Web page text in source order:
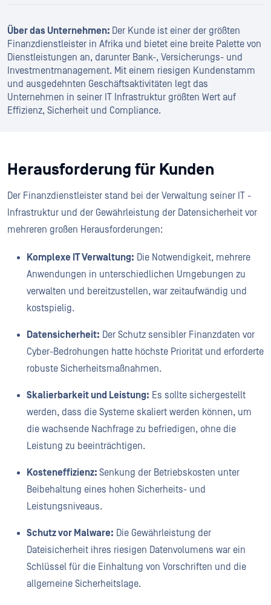
Über das Unternehmen: Der Kunde ist einer der größten
Finanzdienstleister in Afrika und bietet eine breite Palette von
Dienstleistungen an, darunter Bank-, Versicherungs- und
Investmentmanagement. Mit einem riesigen Kundenstamm
und ausgedehnten Geschäftsaktivitäten legt das
Unternehmen in seiner IT Infrastruktur größten Wert auf
Effizienz, Sicherheit und Compliance.
Herausforderung für Kunden
Der Finanzdienstleister stand bei der Verwaltung seiner IT -
Infrastruktur und der Gewährleistung der Datensicherheit vor
mehreren großen Herausforderungen:
Komplexe IT Verwaltung: Die Notwendigkeit, mehrere
Anwendungen in unterschiedlichen Umgebungen zu
verwalten und bereitzustellen, war zeitaufwändig und
kostspielig.
Datensicherheit: Der Schutz sensibler Finanzdaten vor
Cyber-Bedrohungen hatte höchste Priorität und erforderte
robuste Sicherheitsmaßnahmen.
Skalierbarkeit und Leistung: Es sollte sichergestellt
werden, dass die Systeme skaliert werden können, um
die wachsende Nachfrage zu befriedigen, ohne die
Leistung zu beeinträchtigen.
Kosteneffizienz: Senkung der Betriebskosten unter
Beibehaltung eines hohen Sicherheits- und
Leistungsniveaus.
Schutz vor Malware: Die Gewährleistung der
Dateisicherheit ihres riesigen Datenvolumens war ein
Schlüssel für die Einhaltung von Vorschriften und die
allgemeine Sicherheitslage.